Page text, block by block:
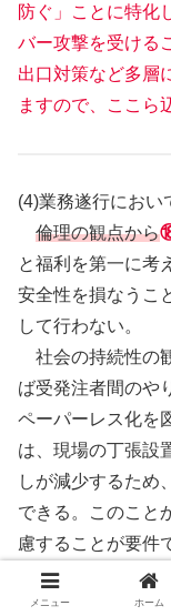
防ぐ」ことに特化
バー攻撃を受ける
出口対策など多層
ますので、ここら
(4)業務遂行におい
倫理の観点から
と福利を第一に考
安全性を損なうこ
して行わない。
社会の持続性の
ば受発注者間のや
ペーパーレス化を
は、現場の丁張設
しが減少するため
できる。このこと
慮することが要件
メニュー ホーム